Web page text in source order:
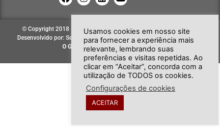
© Copyright 2018 – 2026. Todos os direitos reservados à GOB-SP |
Desenvolvido por: Secretária de Comunicação e Informática do GOB-SP
O GOB-SPEVOLUINDO PARA VOCÊ!
Usamos cookies em nosso site
para fornecer a experiência mais
relevante, lembrando suas
preferências e visitas repetidas. Ao
clicar em “Aceitar”, concorda com a
utilização de TODOS os cookies.
Configurações de cookies
ACEITAR